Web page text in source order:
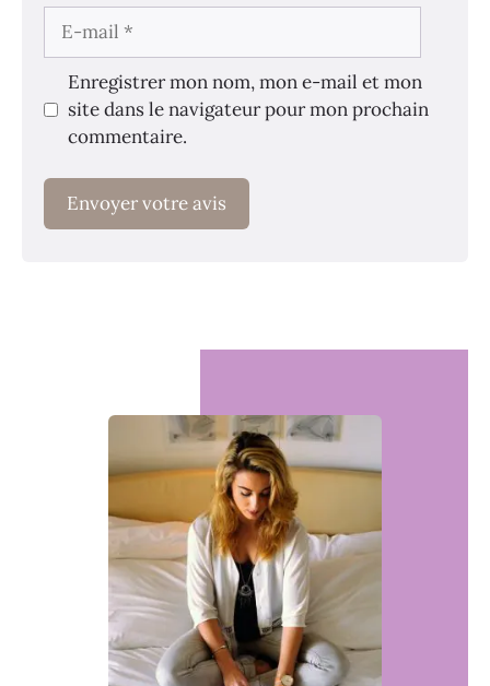
mail
Enregistrer mon nom, mon e-mail et mon
site dans le navigateur pour mon prochain
commentaire.